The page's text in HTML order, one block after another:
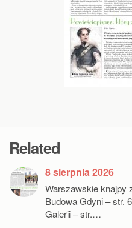
Related
8 sierpnia 2026
Warszawskie knajpy
Budowa Gdyni – str.
Galerii – str.…